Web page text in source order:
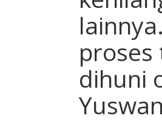
proses
dihuni